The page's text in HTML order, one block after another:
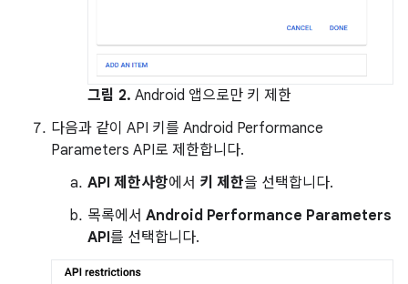
그림 2. Android 앱으로만 키 제한
다음과 같이 API 키를 Android Performance
Parameters API로 제한합니다.
API 제한사항에서 키 제한을 선택합니다.
목록에서 Android Performance Parameters
API를 선택합니다.